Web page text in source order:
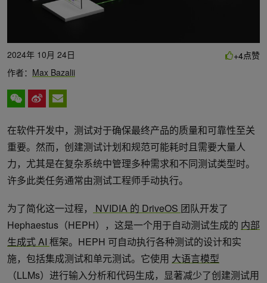
2024年 10月 24日
作者： Max Bazalii
+4点赞
在软件开发中，测试对于确保最终产品的质量和可靠性至关
重要。然而，创建测试计划和规范可能耗时且需要大量人
力，尤其是在复杂系统中管理多种需求和不同测试类型时。
许多此类任务通常由测试工程师手动执行。
为了简化这一过程， NVIDIA 的 DriveOS 团队开发了
Hephaestus（HEPH），这是一个用于自动测试生成的 内部
生成式 AI 框架。HEPH 可自动执行各种测试的设计和实
施，包括集成测试和单元测试。它使用 大语言模型
（LLMs）进行输入分析和代码生成，显著减少了创建测试用